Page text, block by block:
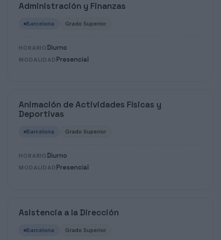
Administración y Finanzas
Barcelona Grado Superior
HORARIO Diurno
MODALIDAD Presencial
Animación de Actividades Físicas y
Deportivas
Barcelona Grado Superior
HORARIO Diurno
MODALIDAD Presencial
Asistencia a la Dirección
Barcelona Grado Superior